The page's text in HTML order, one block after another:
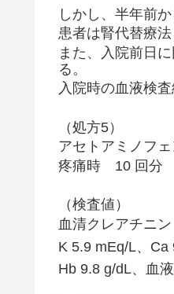
しかし、半年前
患者は腎代替療
また、入院前日
る。
入院時の血液検
（処方5）
アセトアミノフ
疼痛時 10 回分
（検査値）
血清クレアチニ
K 5.9 mEq/L、Ca
Hb 9.8 g/dL、血